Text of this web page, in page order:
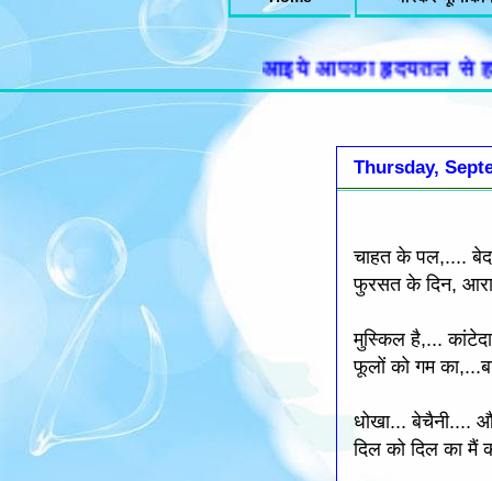
आइये आपका हृदयतल से हार्दिक
Thursday,
चाहत के पल,....
फुरसत के दिन,
मुस्किल है,...
फूलों को गम
धोखा... बेचैनी....
दिल को दिल का मैं